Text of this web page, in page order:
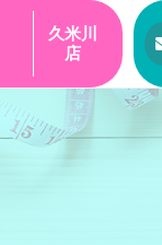
久米川
店